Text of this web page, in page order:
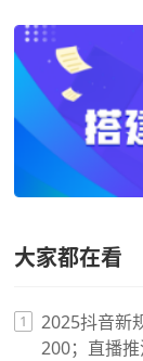
大家都在看
1
2025抖音新
200；直播